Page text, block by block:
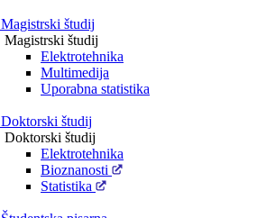
Magistrski študij
Magistrski študij
Elektrotehnika
Multimedija
Uporabna statistika
Doktorski študij
Doktorski študij
Elektrotehnika
Bioznanosti
Statistika